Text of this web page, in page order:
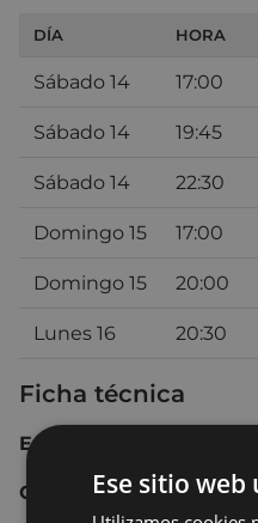
DÍA HORA
Sábado 14 17:00
Sábado 14 19:45
Sábado 14 22:30
Domingo 15 17:00
Domingo 15 20:00
Lunes 16 20:30
Ficha técnica
España
Comedia dramática.
Ese sitio